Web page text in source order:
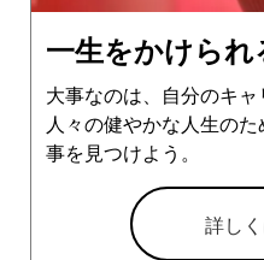
一生をかけら
大事なのは、自分のキャ
人々の健やかな人生の
事を見つけよう。
詳し